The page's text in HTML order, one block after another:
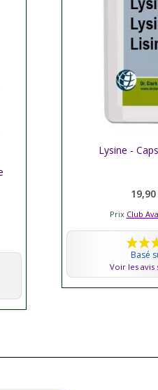
Afficher plus
Lysine -
Prix Club
Basé
Voir les